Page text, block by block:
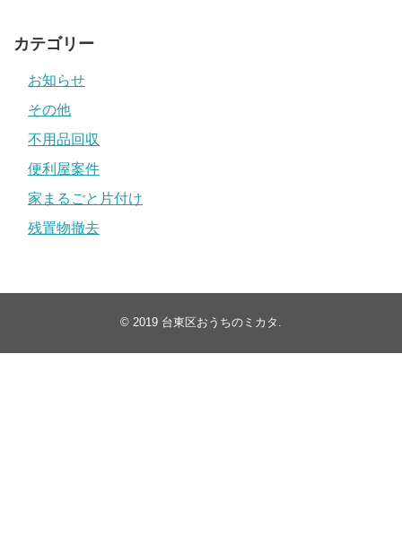
カテゴリー
お知らせ
その他
不用品回収
便利屋案件
家まるごと片付け
残置物撤去
© 2019 台東区おうちのミカタ .